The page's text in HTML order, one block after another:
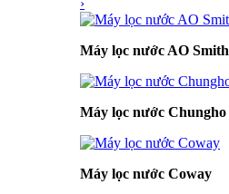
›
Máy lọc nước AO Smith
Máy lọc nước Chungho
Máy lọc nước Coway